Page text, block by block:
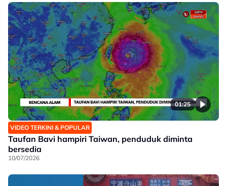
01:25
VIDEO TERKINI & POPULAR
Taufan Bavi hampiri Taiwan, penduduk diminta
bersedia
10/07/2026